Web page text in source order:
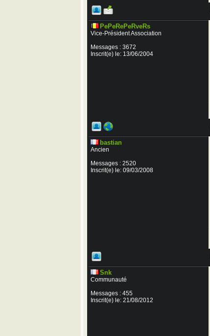
PePeRePeRveRs
Vice-Président Association
Messages : 3672
Inscrit(e) le: 13/06/2004
bastian
Ancien
Messages : 2520
Inscrit(e) le: 09/03/2008
Snk
Communauté
Messages : 455
Inscrit(e) le: 21/08/2012